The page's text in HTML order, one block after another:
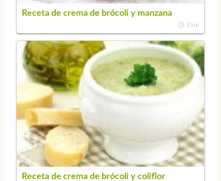
Receta de crema de brócoli y manzana
35m
Receta de crema de brócoli y coliflor